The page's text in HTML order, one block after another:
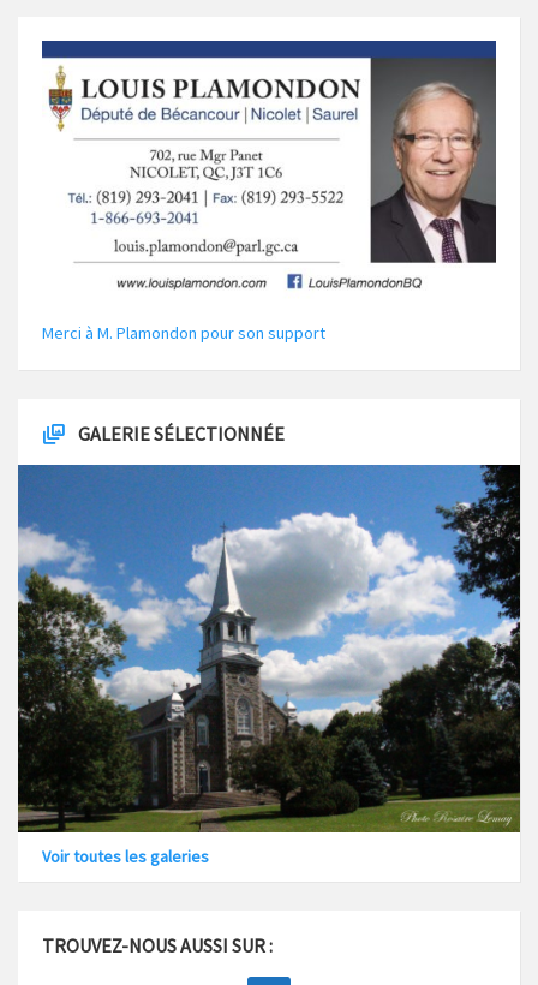
Merci à M. Plamondon pour son support
GALERIE SÉLECTIONNÉE
Voir toutes les galeries
TROUVEZ-NOUS AUSSI SUR :